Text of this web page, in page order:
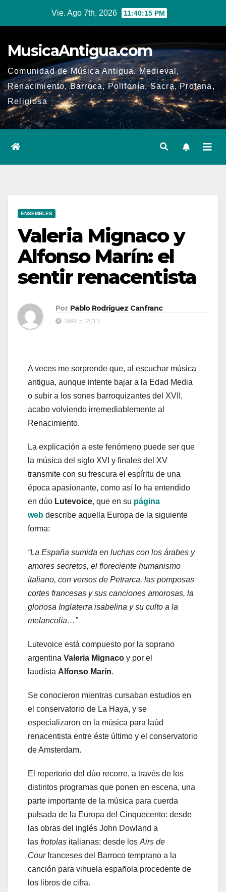
Vie. Ago 7th, 2026 11:40:16 PM
MusicaAntigua.com
Comunidad de Música Antigua. Medieval,
Renacimiento, Barroca, Polifonía, Sacra, Profana,
Religiosa
ENSEMBLES
Valeria Mignaco y
Alfonso Marín: el
sentir renacentista
Por Pablo Rodríguez Canfranc
MAY 5, 2013
A veces me sorprende que, al escuchar música
antigua, aunque intente bajar a la Edad Media
o subir a los sones barroquizantes del XVII,
acabo volviendo irremediablemente al
Renacimiento.
La explicación a este fenómeno puede ser que
la música del siglo XVI y finales del XV
transmite con su frescura el espíritu de una
época apasionante, como así lo ha entendido
en dúo Lutevoice, que en su página
web describe aquella Europa de la siguiente
forma:
“La España sumida en luchas con los árabes y
amores secretos, el floreciente humanismo
italiano, con versos de Petrarca, las pomposas
cortes francesas y sus canciones amorosas, la
gloriosa Inglaterra isabelina y su culto a la
melancolía…”
Lutevoice está compuesto por la soprano
argentina Valeria Mignaco y por el
laudista Alfonso Marín.
Se conocieron mientras cursaban estudios en
el conservatorio de La Haya, y se
especializaron en la música para laúd
renacentista entre éste último y el conservatorio
de Amsterdam.
El repertorio del dúo recorre, a través de los
distintos programas que ponen en escena, una
parte importante de la música para cuerda
pulsada de la Europa del Cinquecento: desde
las obras del inglés John Dowland a
las frotolas italianas; desde los Airs de
Courfranceses del Barroco temprano a la
canción para vihuela española procedente de
los libros de cifra.